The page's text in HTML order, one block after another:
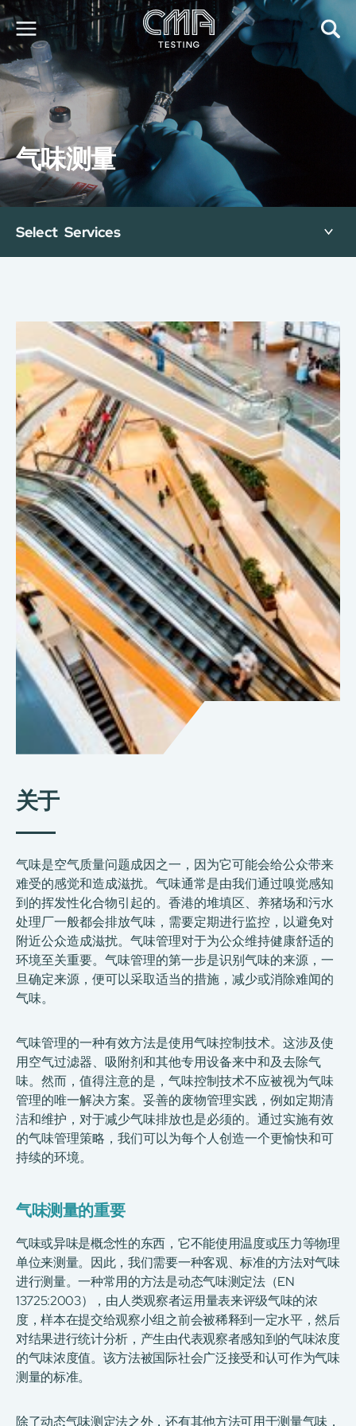
关于我们
我们的服务
最新消息
加入我们
环球支援
联络我们
服务申请
工厂服务预约
气味测量
Select Services
关于
气味是空气质量问题成因之一，因为它可能会给公众带来
难受的感觉和造成滋扰。气味通常是由我们通过嗅觉感知
到的挥发性化合物引起的。香港的堆填区、养猪场和污水
处理厂一般都会排放气味，需要定期进行监控，以避免对
附近公众造成滋扰。气味管理对于为公众维持健康舒适的
环境至关重要。气味管理的第一步是识别气味的来源，一
旦确定来源，便可以采取适当的措施，减少或消除难闻的
气味。
气味管理的一种有效方法是使用气味控制技术。这涉及使
用空气过滤器、吸附剂和其他专用设备来中和及去除气
味。然而，值得注意的是，气味控制技术不应被视为气味
管理的唯一解决方案。妥善的废物管理实践，例如定期清
洁和维护，对于减少气味排放也是必须的。通过实施有效
的气味管理策略，我们可以为每个人创造一个更愉快和可
持续的环境。
气味测量的重要
气味或异味是概念性的东西，它不能使用温度或压力等物理
单位来测量。因此，我们需要一种客观、标准的方法对气味
进行测量。一种常用的方法是动态气味测定法（EN
13725:2003），由人类观察者运用量表来评级气味的浓
度，样本在提交给观察小组之前会被稀释到一定水平，然后
对结果进行统计分析，产生由代表观察者感知到的气味浓度
的气味浓度值。该方法被国际社会广泛接受和认可作为气味
测量的标准。
除了动态气味测定法之外，还有其他方法可用于测量气味，